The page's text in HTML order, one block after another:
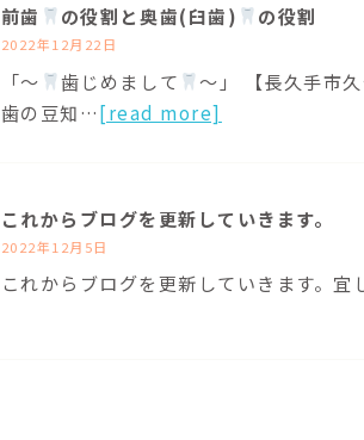
前歯 の役割と奥歯(臼歯) の役割
2022年12月22日
「～ 歯じめまして
～」 【長久手市
歯の豆知…[read more]
これからブログを更新していきます。
2022年12月5日
これからブログを更新していきます。